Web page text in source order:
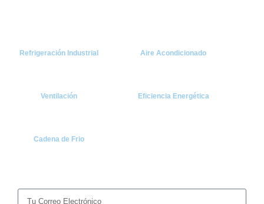
Refrigeración Industrial Aire Acondicionado
Ventilación Eficiencia Energética
Cadena de Frio